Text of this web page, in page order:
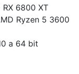
RX 6800 XT
Ryzen 5 3600
a 64 bit